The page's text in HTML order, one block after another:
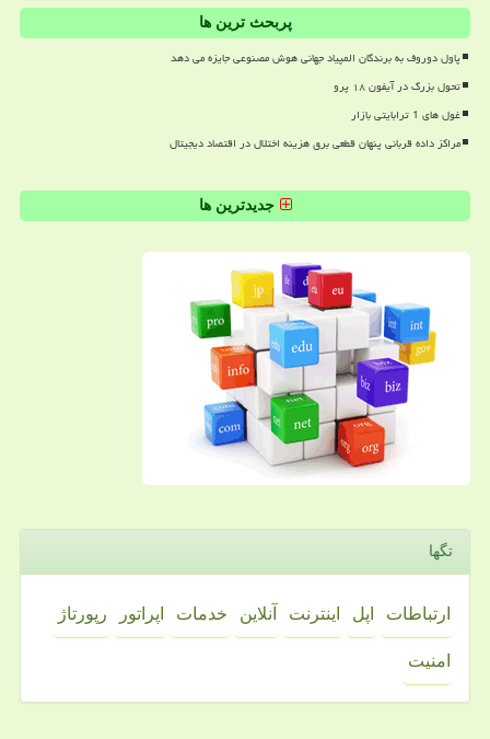
پربحث ترین ها
پاول دوروف به برندگان المپیاد جهانی هوش مصنوعی جایزه می دهد
تحول بزرگ در آیفون ۱۸ پرو
غول های 1 ترابایتی بازار
مراکز داده قربانی پنهان قطعی برق هزینه اختلال در اقتصاد دیجیتال
جدیدترین ها
تگها
ارتباطات اپل اینترنت آنلاین خدمات اپراتور رپورتاژ
امنیت